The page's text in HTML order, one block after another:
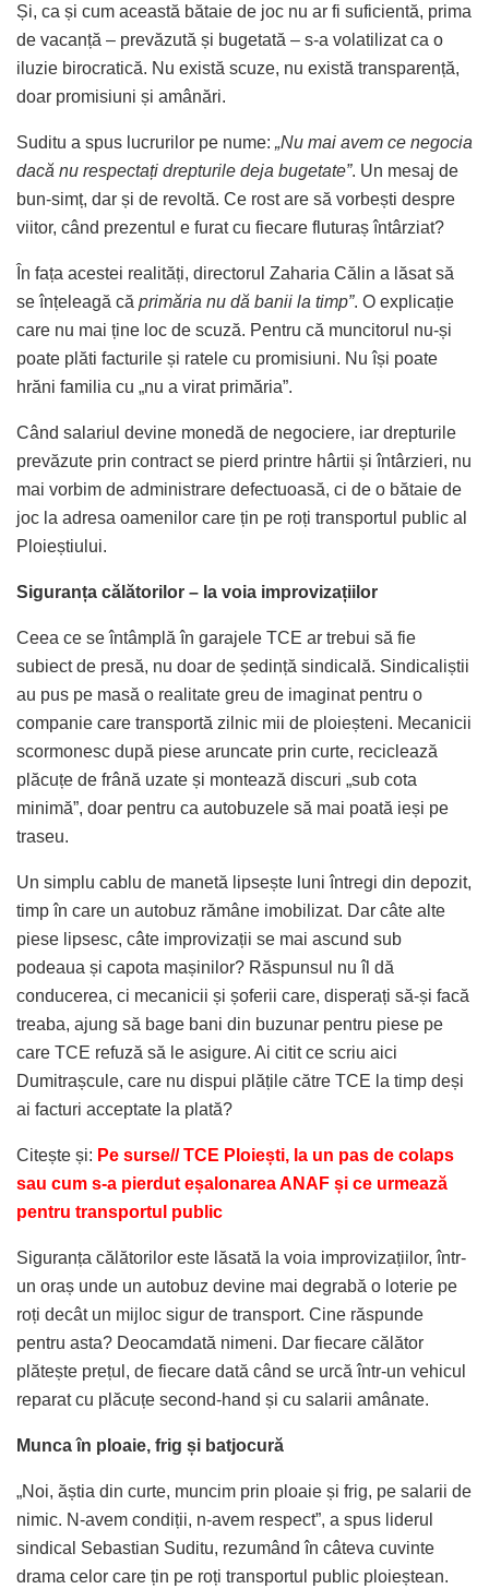
Și, ca și cum această bătaie de joc nu ar fi suficientă, prima
de vacanță – prevăzută și bugetată – s-a volatilizat ca o
iluzie birocratică. Nu există scuze, nu există transparență,
doar promisiuni și amânări.
Suditu a spus lucrurilor pe nume: „Nu mai avem ce negocia
dacă nu respectați drepturile deja bugetate”. Un mesaj de
bun-simț, dar și de revoltă. Ce rost are să vorbești despre
viitor, când prezentul e furat cu fiecare fluturaș întârziat?
În fața acestei realități, directorul Zaharia Călin a lăsat să
se înțeleagă că primăria nu dă banii la timp”. O explicație
care nu mai ține loc de scuză. Pentru că muncitorul nu-și
poate plăti facturile și ratele cu promisiuni. Nu își poate
hrăni familia cu „nu a virat primăria”.
Când salariul devine monedă de negociere, iar drepturile
prevăzute prin contract se pierd printre hârtii și întârzieri, nu
mai vorbim de administrare defectuoasă, ci de o bătaie de
joc la adresa oamenilor care țin pe roți transportul public al
Ploieștiului.
Siguranța călătorilor – la voia improvizațiilor
Ceea ce se întâmplă în garajele TCE ar trebui să fie
subiect de presă, nu doar de ședință sindicală. Sindicaliștii
au pus pe masă o realitate greu de imaginat pentru o
companie care transportă zilnic mii de ploieșteni. Mecanicii
scormonesc după piese aruncate prin curte, reciclează
plăcuțe de frână uzate și montează discuri „sub cota
minimă”, doar pentru ca autobuzele să mai poată ieși pe
traseu.
Un simplu cablu de manetă lipsește luni întregi din depozit,
timp în care un autobuz rămâne imobilizat. Dar câte alte
piese lipsesc, câte improvizații se mai ascund sub
podeaua și capota mașinilor? Răspunsul nu îl dă
conducerea, ci mecanicii și șoferii care, disperați să-și facă
treaba, ajung să bage bani din buzunar pentru piese pe
care TCE refuză să le asigure. Ai citit ce scriu aici
Dumitrașcule, care nu dispui plățile către TCE la timp deși
ai facturi acceptate la plată?
Citește și: Pe surse// TCE Ploiești, la un pas de colaps
sau cum s-a pierdut eșalonarea ANAF și ce urmează
pentru transportul public
Siguranța călătorilor este lăsată la voia improvizațiilor, într-
un oraș unde un autobuz devine mai degrabă o loterie pe
roți decât un mijloc sigur de transport. Cine răspunde
pentru asta? Deocamdată nimeni. Dar fiecare călător
plătește prețul, de fiecare dată când se urcă într-un vehicul
reparat cu plăcuțe second-hand și cu salarii amânate.
Munca în ploaie, frig și batjocură
„Noi, ăștia din curte, muncim prin ploaie și frig, pe salarii de
nimic. N-avem condiții, n-avem respect”, a spus liderul
sindical Sebastian Suditu, rezumând în câteva cuvinte
drama celor care țin pe roți transportul public ploieștean.